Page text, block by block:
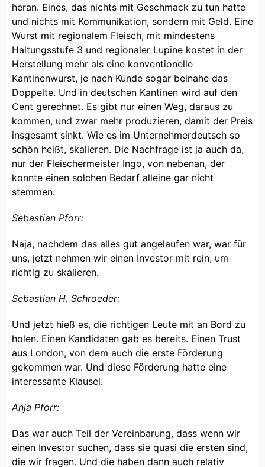
heran. Eines, das nichts mit Geschmack zu tun hatte
und nichts mit Kommunikation, sondern mit Geld. Eine
Wurst mit regionalem Fleisch, mit mindestens
Haltungsstufe 3 und regionaler Lupine kostet in der
Herstellung mehr als eine konventionelle
Kantinenwurst, je nach Kunde sogar beinahe das
Doppelte. Und in deutschen Kantinen wird auf den
Cent gerechnet. Es gibt nur einen Weg, daraus zu
kommen, und zwar mehr produzieren, damit der Preis
insgesamt sinkt. Wie es im Unternehmerdeutsch so
schön heißt, skalieren. Die Nachfrage ist ja auch da,
nur der Fleischermeister Ingo, von nebenan, der
konnte einen solchen Bedarf alleine gar nicht
stemmen.
Sebastian Pforr:
Naja, nachdem das alles gut angelaufen war, war für
uns, jetzt nehmen wir einen Investor mit rein, um
richtig zu skalieren.
Sebastian H. Schroeder:
Und jetzt hieß es, die richtigen Leute mit an Bord zu
holen. Einen Kandidaten gab es bereits. Einen Trust
aus London, von dem auch die erste Förderung
gekommen war. Und diese Förderung hatte eine
interessante Klausel.
Anja Pforr:
Das war auch Teil der Vereinbarung, dass wenn wir
einen Investor suchen, dass sie quasi die ersten sind,
die wir fragen. Und die haben dann auch relativ